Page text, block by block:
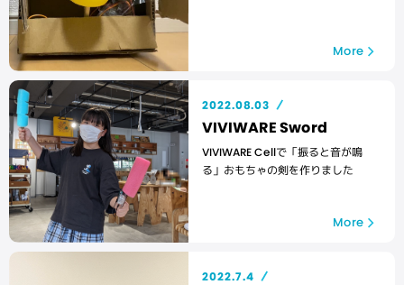
More
2022.08.03
VIVIWARE Sword
VIVIWARE Cellで「振ると音が鳴
る」おもちゃの剣を作りました
More
2022.7.4